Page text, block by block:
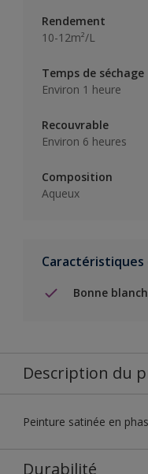
Rendement
10-12m²/L
Temps de séchage
Environ 1 heure
Recouvrable
Environ 6 heures
Composition
Aqueux
Bonne
Description du
Peinture satinée en
Durabilité